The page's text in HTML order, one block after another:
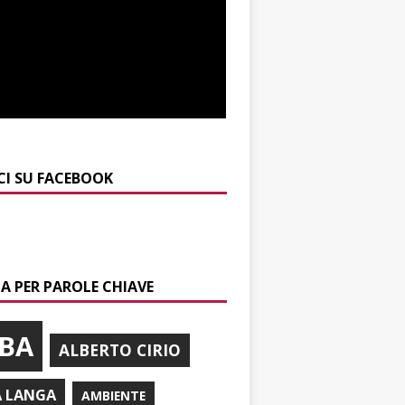
SU FACEBOOK
PER PAROLE CHIAVE
ALBERTO CIRIO
LANGA AMBIENTE